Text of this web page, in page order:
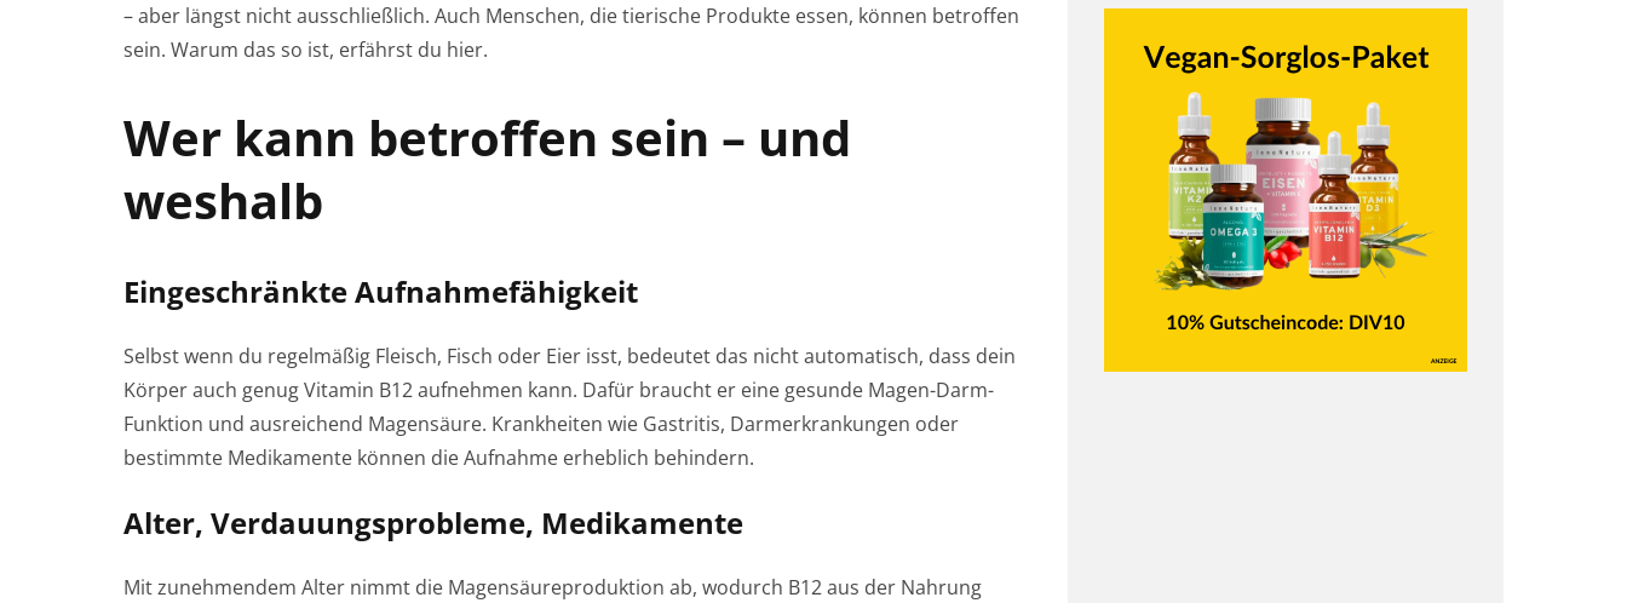
– aber längst nicht ausschließlich. Auch Menschen, die tierische Produkte essen, können betroffen
sein. Warum das so ist, erfährst du hier.
Wer kann betroffen sein – und
weshalb
Eingeschränkte Aufnahmefähigkeit
Selbst wenn du regelmäßig Fleisch, Fisch oder Eier isst, bedeutet das nicht automatisch, dass dein
Körper auch genug Vitamin B12 aufnehmen kann. Dafür braucht er eine gesunde Magen-Darm-
Funktion und ausreichend Magensäure. Krankheiten wie Gastritis, Darmerkrankungen oder
bestimmte Medikamente können die Aufnahme erheblich behindern.
Alter, Verdauungsprobleme, Medikamente
Mit zunehmendem Alter nimmt die Magensäureproduktion ab, wodurch B12 aus der Nahrung